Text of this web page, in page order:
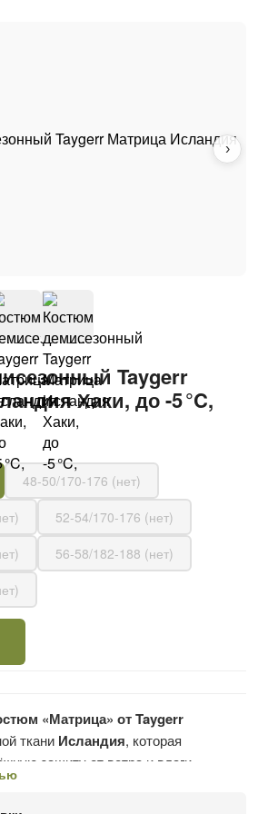
›
Taygerr
Хаки, до -5 °C,
48-50/170-176 (нет)
188 (нет)
52-54/170-176 (нет)
188 (нет)
56-58/182-188 (нет)
188 (нет)
«Матрица» от Taygerr
ткани Исландия, которая
защиту от ветра и влаги.
охоты, рыбалки и туризма в